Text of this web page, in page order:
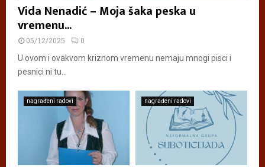
Vida Nenadić – Moja šaka peska u
vremenu...
05/12/2025 0
U ovom i ovakvom kriznom vremenu nemaju mnogi pisci i
pesnici ni tu...
nagrađeni radovi nagrađeni radovi